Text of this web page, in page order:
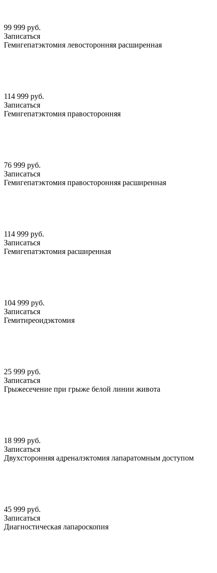
99 999 руб.
Записаться
Гемигепатэктомия левосторонняя расширенная
114 999 руб.
Записаться
Гемигепатэктомия правосторонняя
76 999 руб.
Записаться
Гемигепатэктомия правосторонняя расширенная
114 999 руб.
Записаться
Гемигепатэктомия расширенная
104 999 руб.
Записаться
Гемитиреоидэктомия
25 999 руб.
Записаться
Грыжесечение при грыже белой линии живота
18 999 руб.
Записаться
Двухсторонняя адреналэктомия лапаратомным доступом
45 999 руб.
Записаться
Диагностическая лапароскопия